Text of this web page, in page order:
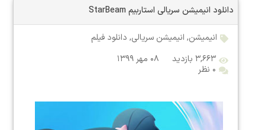
دانلود انیمیشن سریالی استاربیم StarBeam
انیمیشن, انیمیشن سریالی, دانلود فیلم
۳,۶۶۳ بازدید
۰۸ مهر ۱۳۹۹
۰ نظر